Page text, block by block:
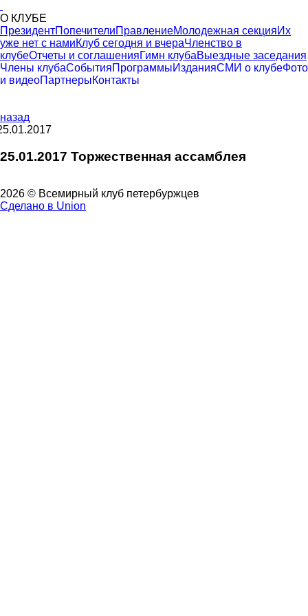
О КЛУБЕ
ПрезидентПопечителиПравлениеМолодежная секцияИх
уже нет с намиКлуб сегодня и вчераЧленство в
клубеОтчеты и соглашенияГимн клубаВыездные заседания
Члены клубаСобытияПрограммыИзданияСМИ о клубеФото
и видеоПартнерыКонтакты
назад
25.01.2017 Торжественная ассамблея
2026 © Всемирный клуб петербуржцев
Сделано в Union